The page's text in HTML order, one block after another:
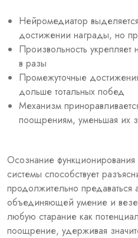
Нейромедиатор
достижении награды, но
Произвольность
в разы
Промежуточные
дольше тотальных побед
Механизм
поощрениям, уменьшая их
Осознание
системы способствует
продолжительно предаваться
объединяющей умение и
любую старание как
поощрение, удерживая